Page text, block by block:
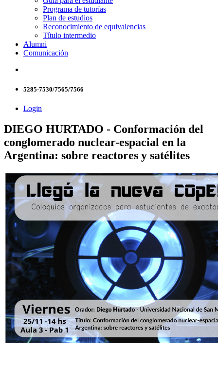
Programa de tutorías
Plan de estudios
Reconocimiento de equivalencias
Título intermedio
Alumni
Comunicación
5285-7530/7565/7566
Login
DIEGO HURTADO - Conformación del
conglomerado nuclear-espacial en la
Argentina: sobre reactores y satélites